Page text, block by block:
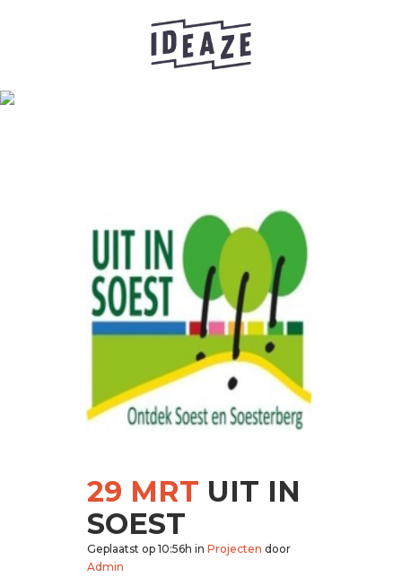
29 MRT UIT IN
SOEST
Geplaatst op 10:56h in Projecten door
Admin